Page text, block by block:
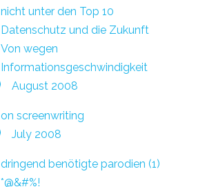
nicht unter den Top 10
Datenschutz und die Zukunft
Von wegen
Informationsgeschwindigkeit
August 2008
on screenwriting
July 2008
dringend benötigte parodien (1)
*@&#%!